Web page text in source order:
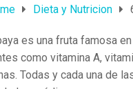
Dieta y Nutricion
es una fruta famosa
como vitamina A,
Todas y cada una de